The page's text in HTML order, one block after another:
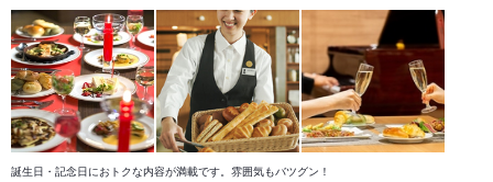
誕生日・記念日におトクな内容が満載です。雰囲気もバツグン！